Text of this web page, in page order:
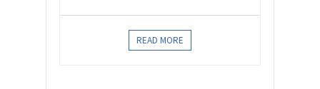
READ MORE